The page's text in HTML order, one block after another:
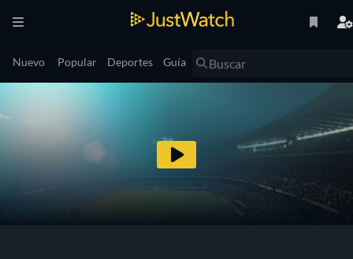
Nuevo Popular Deportes Guía